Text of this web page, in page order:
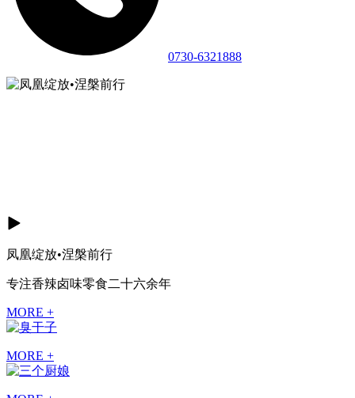
0730-6321888
凤凰绽放•涅槃前行
专注香辣卤味零食二十六余年
MORE +
MORE +